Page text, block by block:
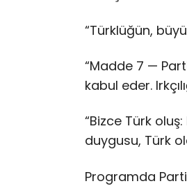
“Türklüğün,
“Madde 7 —
kabul eder.
“Bizce Türk
duygusu, Türk
Programda